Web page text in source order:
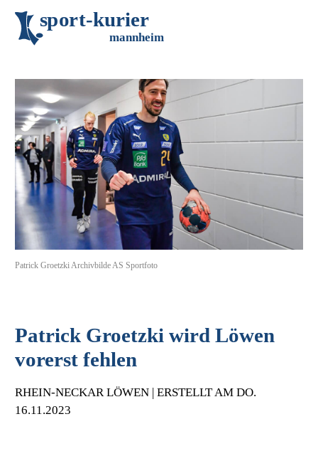
sport-kurier
mannheim
Patrick Groetzki Archivbilde AS Sportfoto
Patrick Groetzki wird Löwen
vorerst fehlen
RHEIN-NECKAR LÖWEN | ERSTELLT AM DO.
16.11.2023